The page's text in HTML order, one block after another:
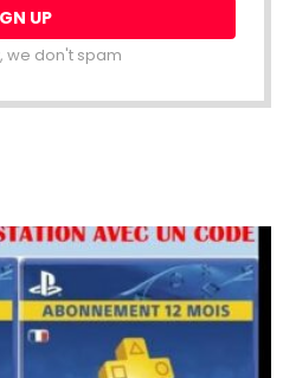
we don't spam